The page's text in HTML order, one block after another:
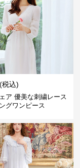
(税込)
ア 優美な刺繍レース
グワンピース